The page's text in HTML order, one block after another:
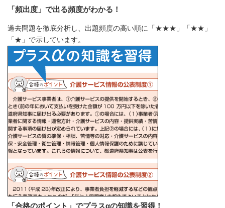
「頻出度」で出る頻度がわかる！
過去問題を徹底分析し、出題頻度の高い順に「★★★」「★★」
「★」で示しています。
「合格のポイント」でプラスαの知識を習得！